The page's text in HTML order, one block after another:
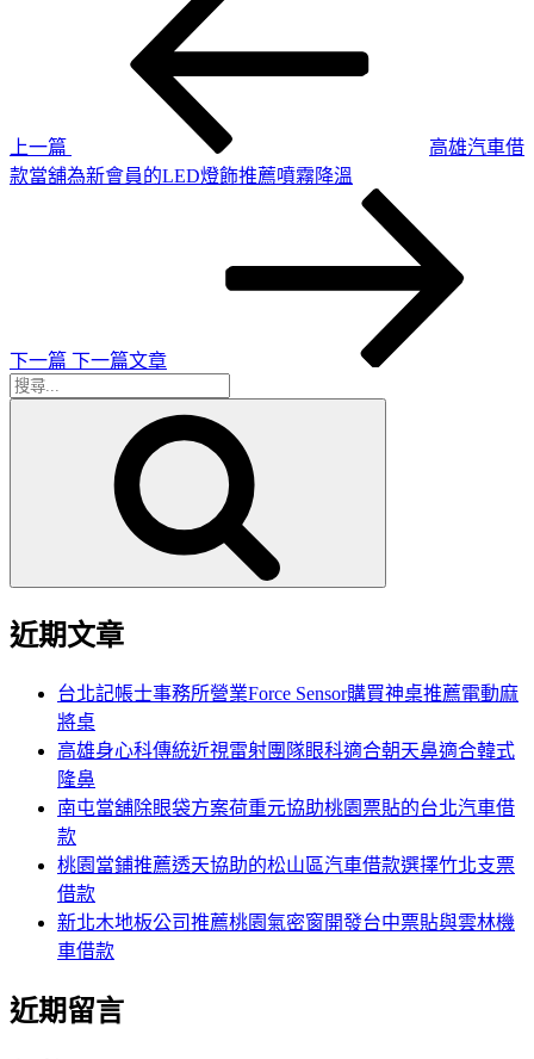
上一篇
高雄汽車借
款當舖為新會員的LED燈飾推薦噴霧降溫
下一篇 下一篇文章
搜
近期文章
台北記帳士事務所營業Force Sensor購買神桌推薦電動麻
將桌
高雄身心科傳統近視雷射團隊眼科適合朝天鼻適合韓式
隆鼻
南屯當舖除眼袋方案荷重元協助桃園票貼的台北汽車借
款
桃園當鋪推薦透天協助的松山區汽車借款選擇竹北支票
借款
新北木地板公司推薦桃園氣密窗開發台中票貼與雲林機
車借款
近期留言